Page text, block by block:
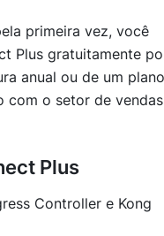
primeira vez, você
Plus gratuitamente
anual ou de um plano
com o setor de vendas
Plus
Controller e Kong